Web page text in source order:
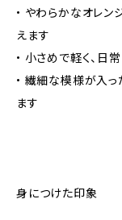
• やわらかなオレン
えます
• 小さめで軽く、日
• 繊細な模様が入っ
ます
身につけた印象